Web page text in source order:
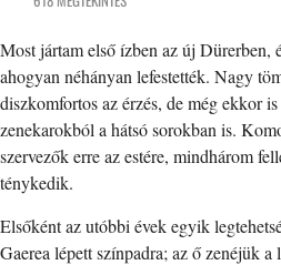
Most jártam első ízben az új Dürerben,
ahogyan néhányan lefestették. Nagy
diszkomfortos az érzés, de még ekkor
zenekarokból a hátsó sorokban is.
szervezők erre az estére, mindhárom
ténykedik.
Elsőként az utóbbi évek egyik
Gaerea lépett színpadra; az ő zenéjük a